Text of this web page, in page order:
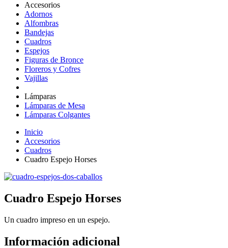
Accesorios
Adornos
Alfombras
Bandejas
Cuadros
Espejos
Figuras de Bronce
Floreros y Cofres
Vajillas
Lámparas
Lámparas de Mesa
Lámparas Colgantes
Inicio
Accesorios
Cuadros
Cuadro Espejo Horses
Cuadro Espejo Horses
Un cuadro impreso en un espejo.
Información adicional